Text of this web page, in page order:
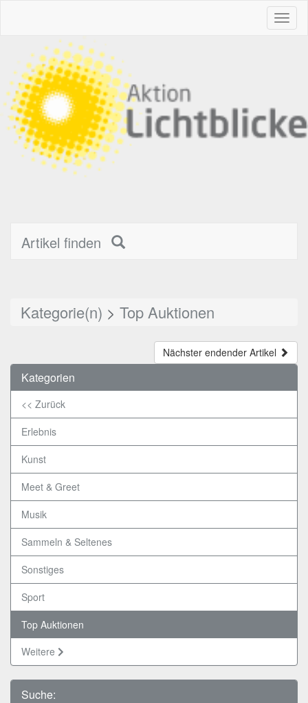
Artikel finden
Kategorie(n) > Top Auktionen
Nächster endender Artikel
Kategorien
<< Zurück
Erlebnis
Kunst
Meet & Greet
Musik
Sammeln & Seltenes
Sonstiges
Sport
Top Auktionen
Weitere
Suche: